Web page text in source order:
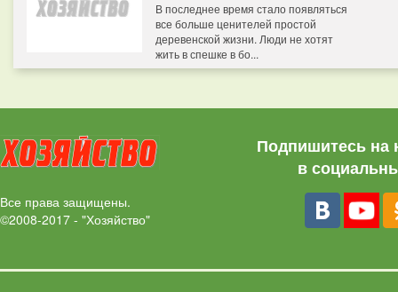
В последнее время стало появляться
все больше ценителей простой
деревенской жизни. Люди не хотят
жить в спешке в бо...
Все права защищены.
©2008-2017 - "Хозяйство"
Подпишитесь на
в